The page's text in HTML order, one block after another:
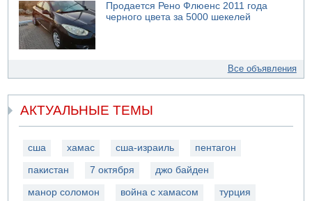
Продается Рено Флюенс 2011 года
черного цвета за 5000 шекелей
Все объявления
АКТУАЛЬНЫЕ ТЕМЫ
сша хамас сша-израиль пентагон
пакистан 7 октября джо байден
манор соломон война с хамасом турция